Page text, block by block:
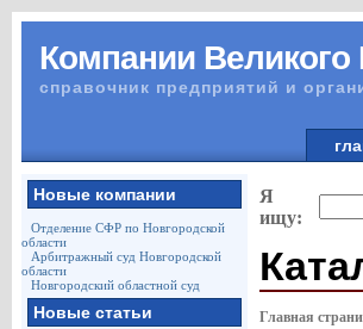
Компании Великого
справочник предприятий и
Новые компании
Отделение СФР по Новгородской
области
Арбитражный суд Новгородской
области
Новгородский областной суд
Новые статьи
Я
ищу:
Главная